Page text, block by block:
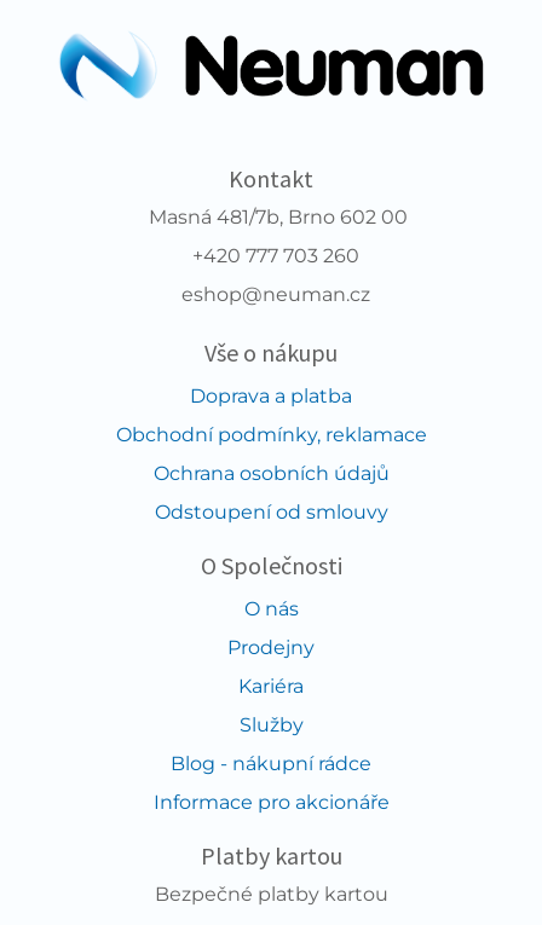
Kontakt
Masná 481/7b, Brno 602 00
+420 777 703 260
eshop@neuman.cz
Vše o nákupu
Doprava a platba
Obchodní podmínky, reklamace
Ochrana osobních údajů
Odstoupení od smlouvy
O Společnosti
O nás
Prodejny
Kariéra
Služby
Blog - nákupní rádce
Informace pro akcionáře
Platby kartou
Bezpečné platby kartou